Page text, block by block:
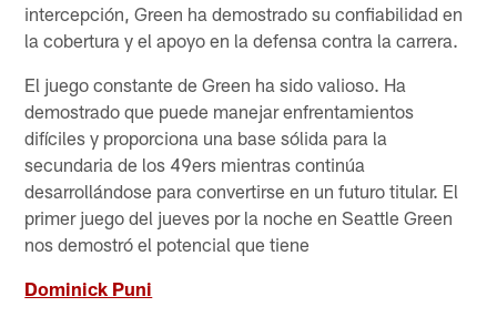
intercepción, Green ha demostrado su confiabilidad en
la cobertura y el apoyo en la defensa contra la carrera.
El juego constante de Green ha sido valioso. Ha
demostrado que puede manejar enfrentamientos
difíciles y proporciona una base sólida para la
secundaria de los 49ers mientras continúa
desarrollándose para convertirse en un futuro titular. El
primer juego del jueves por la noche en Seattle Green
nos demostró el potencial que tiene
Dominick Puni